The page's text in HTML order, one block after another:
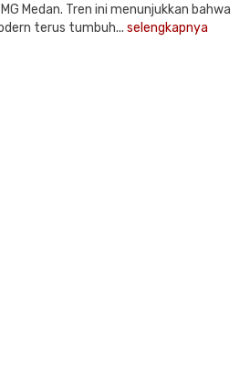
Medan. Tren ini menunjukkan bahwa
terus tumbuh... selengkapnya